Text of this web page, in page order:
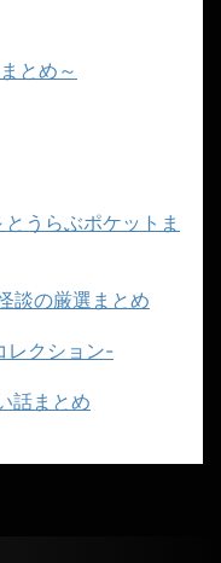
とめ～
うらぶポケットま
談の厳選まとめ
レクション-
話まとめ